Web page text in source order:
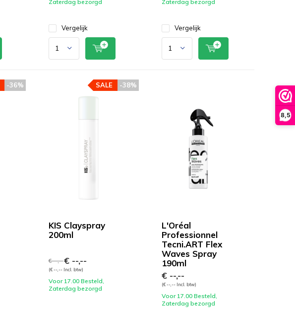
8,5
Zaterdag bezorgd
Vergelijk
Zaterdag bezorgd
Vergelijk
-36%
KIS Clayspray
200ml
-38%
SALE
€ --,--€ --,--
(€ --,-- Incl. btw)
Voor 17.00 Besteld,
Zaterdag bezorgd
L'Oréal
Professionnel
Tecni.ART Flex
Waves Spray
190ml
€ --,--
(€ --,-- Incl. btw)
Voor 17.00 Besteld,
Zaterdag bezorgd